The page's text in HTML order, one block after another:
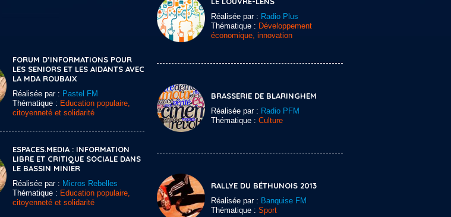
FORUM D’INFORMATIONS POUR
LES SENIORS ET LES AIDANTS AVEC
LA MDA ROUBAIX
Réalisée par : Pastel FM
Thématique : Education populaire,
citoyenneté et solidarité
ESPACES.MEDIA : INFORMATION
LIBRE ET CRITIQUE SOCIALE DANS
LE BASSIN MINIER
Réalisée par : Micros Rebelles
Thématique : Education populaire,
citoyenneté et solidarité
Réalisée par : Radio Plus
Thématique : Développement
économique, innovation
BRASSERIE DE BLARINGHEM
Réalisée par : Radio PFM
Thématique : Culture
RALLYE DU BÉTHUNOIS 2013
Réalisée par : Banquise FM
Thématique : Sport